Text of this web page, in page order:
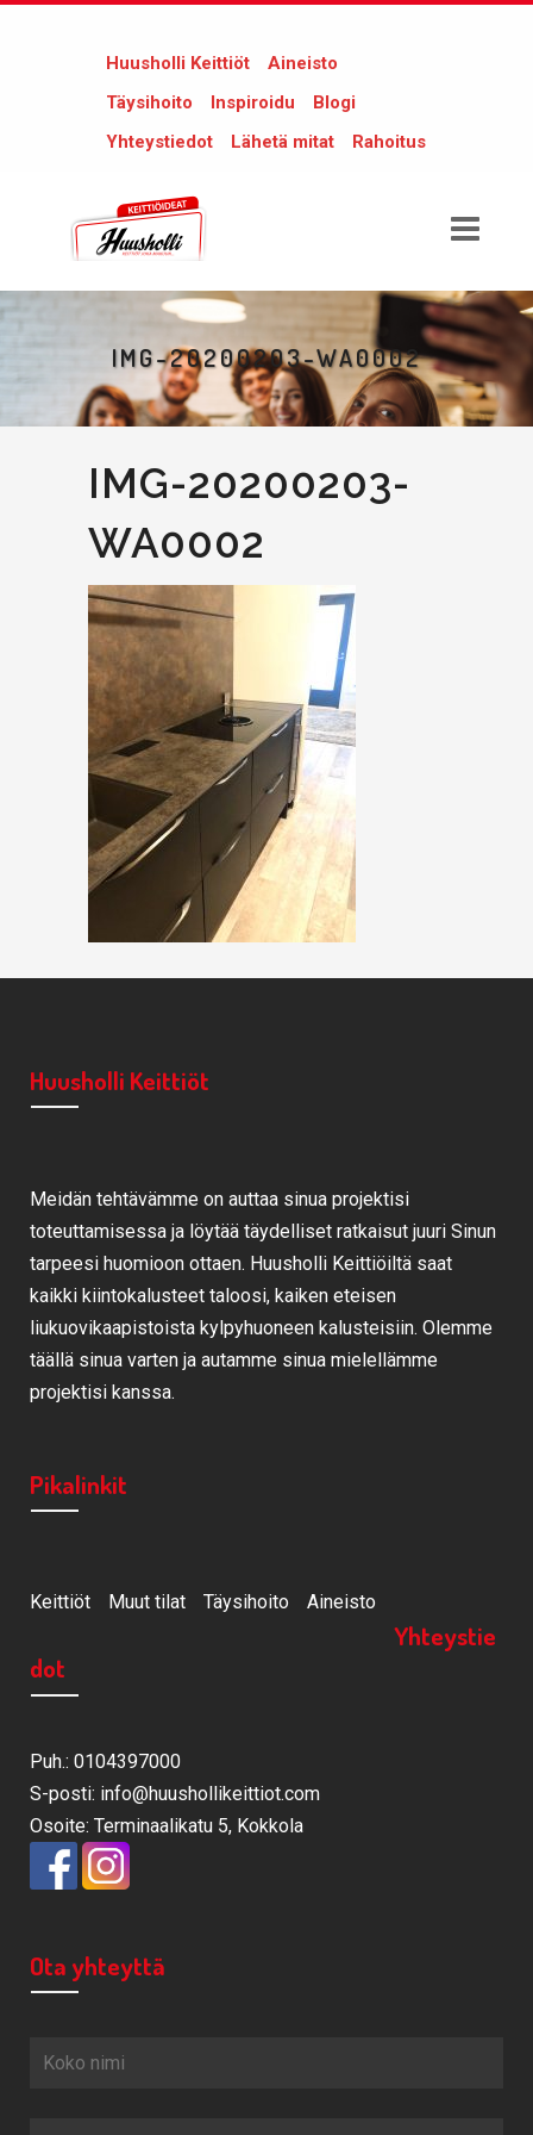
Huusholli Keittiöt
Aineisto
Täysihoito
Inspiroidu
Blogi
Yhteystiedot
Lähetä mitat Rahoitus
IMG-20200203-WA0002
IMG-20200203-
WA0002
Huusholli Keittiöt
Meidän tehtävämme on auttaa sinua projektisi
toteuttamisessa ja löytää täydelliset ratkaisut juuri Sinun
tarpeesi huomioon ottaen. Huusholli Keittiöiltä saat
kaikki kiintokalusteet taloosi, kaiken eteisen
liukuovikaapistoista kylpyhuoneen kalusteisiin. Olemme
täällä sinua varten ja autamme sinua mielellämme
projektisi kanssa.
Pikalinkit
Keittiöt Muut tilat Täysihoito Aineisto
Yhteystie
dot
Puh.: 0104397000
S-posti: info@huushollikeittiot.com
Osoite: Terminaalikatu 5, Kokkola
Ota yhteyttä